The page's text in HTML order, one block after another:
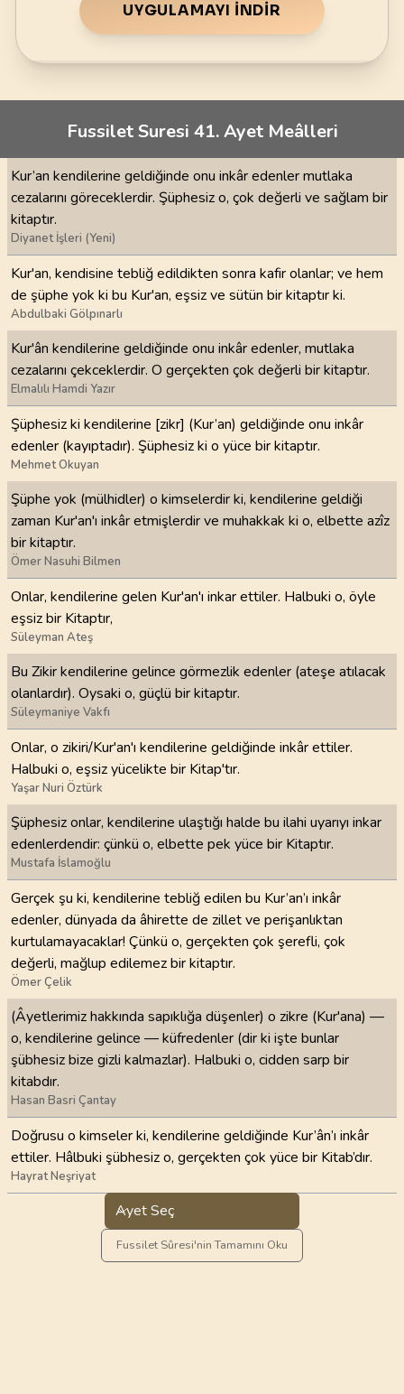
UYGULAMAYI İNDIR
Fussilet Suresi 41. Ayet Meâlleri
Kur’an kendilerine geldiğinde onu inkâr edenler mutlaka
cezalarını göreceklerdir. Şüphesiz o, çok değerli ve sağlam bir
kitaptır.
Diyanet İşleri (Yeni)
Kur'an, kendisine tebliğ edildikten sonra kafir olanlar; ve hem
de şüphe yok ki bu Kur'an, eşsiz ve sütün bir kitaptır ki.
Abdulbaki Gölpınarlı
Kur'ân kendilerine geldiğinde onu inkâr edenler, mutlaka
cezalarını çekceklerdir. O gerçekten çok değerli bir kitaptır.
Elmalılı Hamdi Yazır
Şüphesiz ki kendilerine [zikr] (Kur’an) geldiğinde onu inkâr
edenler (kayıptadır). Şüphesiz ki o yüce bir kitaptır.
Mehmet Okuyan
Şüphe yok (mülhidler) o kimselerdir ki, kendilerine geldiği
zaman Kur'an'ı inkâr etmişlerdir ve muhakkak ki o, elbette azîz
bir kitaptır.
Ömer Nasuhi Bilmen
Onlar, kendilerine gelen Kur'an'ı inkar ettiler. Halbuki o, öyle
eşsiz bir Kitaptır,
Süleyman Ateş
Bu Zikir kendilerine gelince görmezlik edenler (ateşe atılacak
olanlardır). Oysaki o, güçlü bir kitaptır.
Süleymaniye Vakfı
Onlar, o zikiri/Kur'an'ı kendilerine geldiğinde inkâr ettiler.
Halbuki o, eşsiz yücelikte bir Kitap'tır.
Yaşar Nuri Öztürk
Şüphesiz onlar, kendilerine ulaştığı halde bu ilahi uyarıyı inkar
edenlerdendir: çünkü o, elbette pek yüce bir Kitaptır.
Mustafa İslamoğlu
Gerçek şu ki, kendilerine tebliğ edilen bu Kur’an’ı inkâr
edenler, dünyada da âhirette de zillet ve perişanlıktan
kurtulamayacaklar! Çünkü o, gerçekten çok şerefli, çok
değerli, mağlup edilemez bir kitaptır.
Ömer Çelik
(Âyetlerimiz hakkında sapıklığa düşenler) o zikre (Kur'ana) —
o, kendilerine gelince — küfredenler (dir ki işte bunlar
şübhesiz bize gizli kalmazlar). Halbuki o, cidden sarp bir
kitabdır.
Hasan Basri Çantay
Doğrusu o kimseler ki, kendilerine geldiğinde Kur’ân’ı inkâr
ettiler. Hâlbuki şübhesiz o, gerçekten çok yüce bir Kitab’dır.
Hayrat Neşriyat
Ayet Seç
Fussilet Sûresi'nin Tamamını Oku